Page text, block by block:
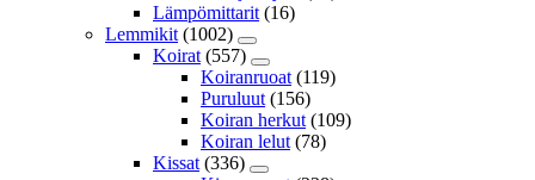
Lämpömittarit (16)
Lemmikit (1002)
Koirat (557)
Koiranruoat (119)
Puruluut (156)
Koiran herkut (109)
Koiran lelut (78)
Kissat (336)